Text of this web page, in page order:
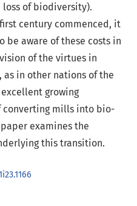
of biodiversity).
century commenced, it
be aware of these costs in
of the virtues in
as in other nations of the
excellent growing
mills into bio-
examines the
this transition.